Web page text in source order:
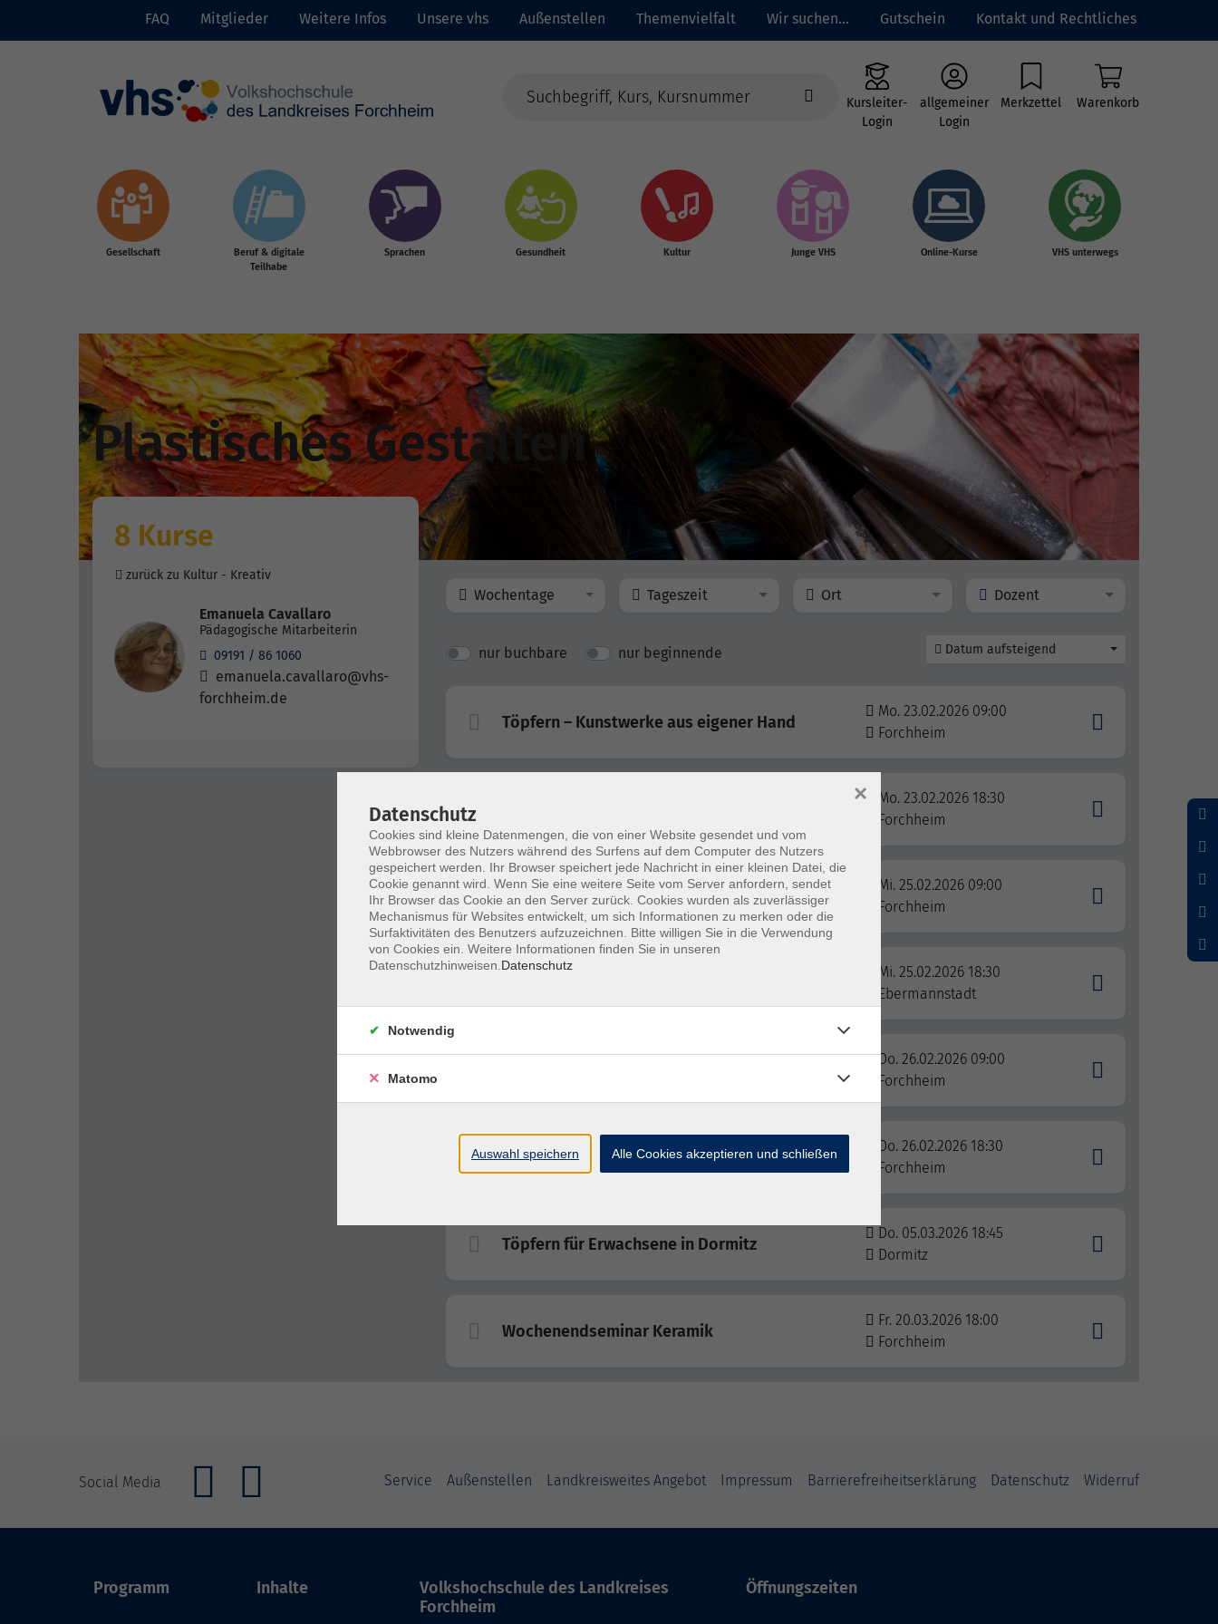
FAQ Mitglieder Weitere Infos Unsere vhs Außenstellen Themenvielfalt Wir suchen... Gutschein Kontakt und Rechtliches
Kursleiter-
Login
allgemeiner
Login
Merkzettel Warenkorb
Gesellschaft
Beruf & digitale
Teilhabe
Sprachen Gesundheit Kultur Junge VHS Online-Kurse VHS unterwegs
Plastisches Gestalten
8 Kurse
zurück zu Kultur - Kreativ
Emanuela Cavallaro
Pädagogische Mitarbeiterin
09191 / 86 1060
emanuela.cavallaro@vhs-
forchheim.de
Wochentage Tageszeit Ort Dozent
nur buchbare nur beginnende Datum aufsteigend
Töpfern – Kunstwerke aus eigener Hand
Mo. 23.02.2026 09:00
Forchheim
Mo. 23.02.2026 18:30
Forchheim
Töpfern
Mi. 25.02.2026 09:00
Forchheim
Plastisches Gestalten mit Ton für Anfänger und
Mi. 25.02.2026 18:30
Ebermannstadt
Do. 26.02.2026 09:00
Forchheim
Töpfern
Do. 26.02.2026 18:30
Forchheim
Töpfern für Erwachsene in Dormitz
Do. 05.03.2026 18:45
Dormitz
Wochenendseminar Keramik
Fr. 20.03.2026 18:00
Forchheim
Social Media Service Außenstellen Landkreisweites Angebot Impressum Barrierefreiheitserklärung Datenschutz Widerruf
Programm Inhalte
Volkshochschule des Landkreises
Forchheim
Öffnungszeiten
Datenschutz
Cookies sind kleine Datenmengen, die von einer Website gesendet und vom
Webbrowser des Nutzers während des Surfens auf dem Computer des Nutzers
gespeichert werden. Ihr Browser speichert jede Nachricht in einer kleinen Datei, die
Cookie genannt wird. Wenn Sie eine weitere Seite vom Server anfordern, sendet
Ihr Browser das Cookie an den Server zurück. Cookies wurden als zuverlässiger
Mechanismus für Websites entwickelt, um sich Informationen zu merken oder die
Surfaktivitäten des Benutzers aufzuzeichnen. Bitte willigen Sie in die Verwendung
von Cookies ein. Weitere Informationen finden Sie in unseren
Datenschutzhinweisen. Datenschutz
×
Notwendig
Matomo
Auswahl speichern Alle Cookies akzeptieren und schließen